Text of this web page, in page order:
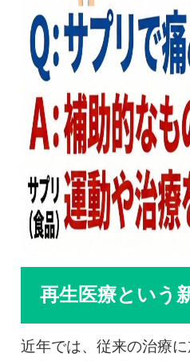
再生医療という
近年では、従来の治療